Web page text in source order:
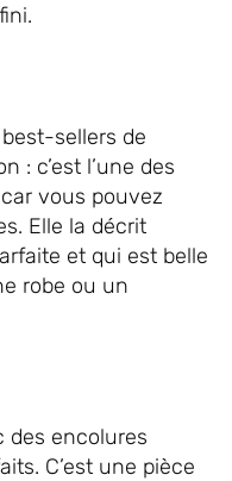
sellers de
: c’est l’une des
vous pouvez
Elle la décrit
et qui est belle
robe ou un
des encolures
C’est une pièce